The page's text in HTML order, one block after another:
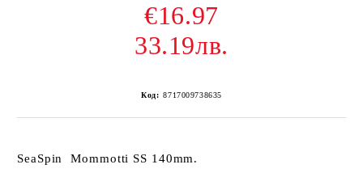
€16.97
33.19лв.
Код: 8717009738635
SeaSpin Mommotti SS 140mm.